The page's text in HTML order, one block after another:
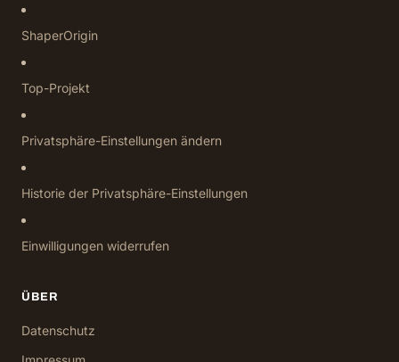
ShaperOrigin
Top-Projekt
Privatsphäre-Einstellungen ändern
Historie der Privatsphäre-Einstellungen
Einwilligungen widerrufen
ÜBER
Datenschutz